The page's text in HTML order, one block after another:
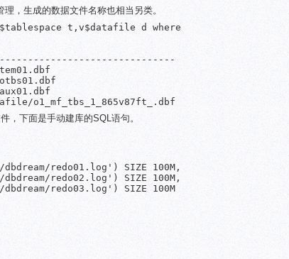
，生成的数据文件名称也相当另类。
t,v$datafile d where
o1_mf_tbs_1_865v87ft_.dbf
，下面是手动建库的SQL语句。
redo01.log') SIZE 100M,
redo02.log') SIZE 100M,
redo03.log') SIZE 100M